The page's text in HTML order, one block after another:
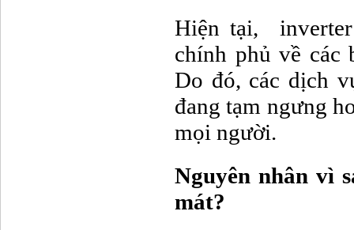
Hiện tại,
chính phủ về các
Do đó, các dịch
đang tạm ngưng
mọi người.
Nguyên nhân vì
mát?